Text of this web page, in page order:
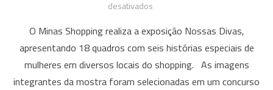
desativados
Divas,
no
Minas
Shopping
O Minas Shopping realiza a exposição Nossas Divas,
apresentando 18 quadros com seis histórias especiais de
mulheres em diversos locais do shopping. As imagens
integrantes da mostra foram selecionadas em um concurso